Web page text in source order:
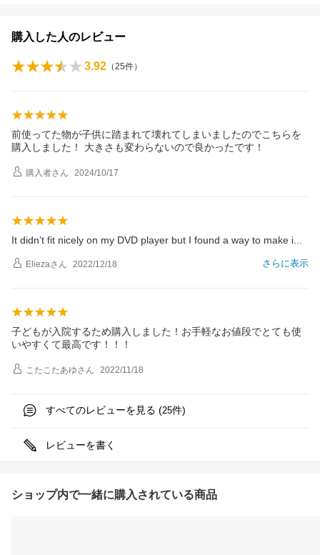
購入した人のレビュー
3.92 （25件）
前使ってた物が子供に踏まれて壊れてしまいましたのでこちらを
購入しました！ 大きさも変わらないので良かったです！
購入者さん 2024/10/17
It didn’t fit nicely on my DVD player but I found a way to make i
さらに表示
Eliezaさん 2022/12/18
子どもが入院するため購入しました！お手軽なお値段でとても使
いやすくて最高です！！！
こたこたあゆさん 2022/11/18
すべてのレビューを見る (25件)
レビューを書く
ショップ内で一緒に購入されている商品